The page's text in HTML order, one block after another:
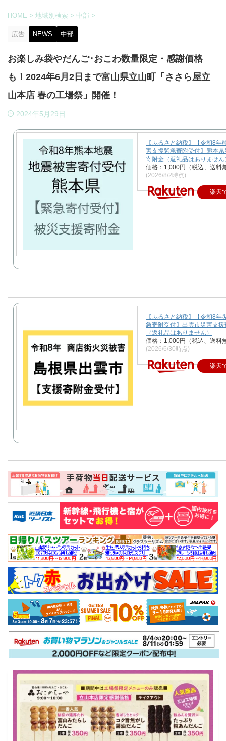
HOME > 地域別検索 > 中部 >
広告 NEWS 中部
お楽しみ袋やだんご･おこわ数量限定・感謝価格
も！2024年6月2日まで富山県立山町「ささら屋立
山本店 春の工場祭」開催！
2024年5月29日
【ふるさと納税】【令和8年
害支援緊急寄附受付】熊本県
寄附金（返礼品はありません
価格：1,000円（税込、送料
(2026/8/2時点)
楽天
【ふるさと納税】【令和8年
急寄附受付】出雲市災害支援
（返礼品はありません）
価格：1,000円（税込、送料
(2026/6/30時点)
楽天